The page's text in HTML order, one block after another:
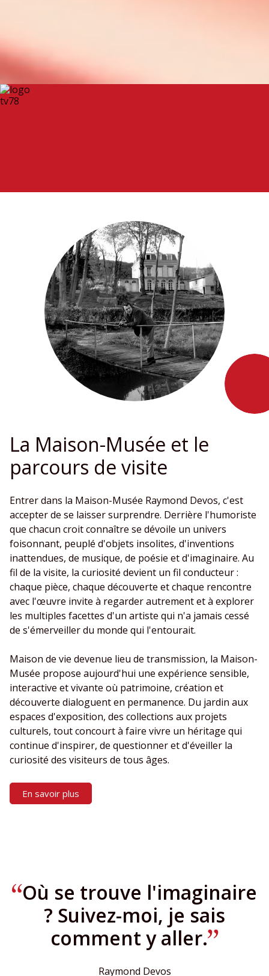
La Maison-Musée et le
parcours de visite
Entrer dans la Maison-Musée Raymond Devos, c'est
accepter de se laisser surprendre. Derrière l'humoriste
que chacun croit connaître se dévoile un univers
foisonnant, peuplé d'objets insolites, d'inventions
inattendues, de musique, de poésie et d'imaginaire. Au
fil de la visite, la curiosité devient un fil conducteur :
chaque pièce, chaque découverte et chaque rencontre
avec l'œuvre invite à regarder autrement et à explorer
les multiples facettes d'un artiste qui n'a jamais cessé
de s'émerveiller du monde qui l'entourait.
Maison de vie devenue lieu de transmission, la Maison-
Musée propose aujourd'hui une expérience sensible,
interactive et vivante où patrimoine, création et
découverte dialoguent en permanence. Du jardin aux
espaces d'exposition, des collections aux projets
culturels, tout concourt à faire vivre un héritage qui
continue d'inspirer, de questionner et d'éveiller la
curiosité des visiteurs de tous âges.
En savoir plus
Où se trouve l'imaginaire
? Suivez-moi, je sais
comment y aller.
Raymond Devos
Créer, ce n'est pas
difficile, c'est mystérieux.
Raymond Devos